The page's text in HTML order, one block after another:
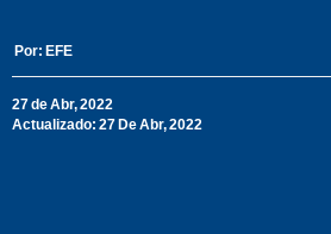
Por: EFE
27 de Abr, 2022
Actualizado: 27 De Abr, 2022